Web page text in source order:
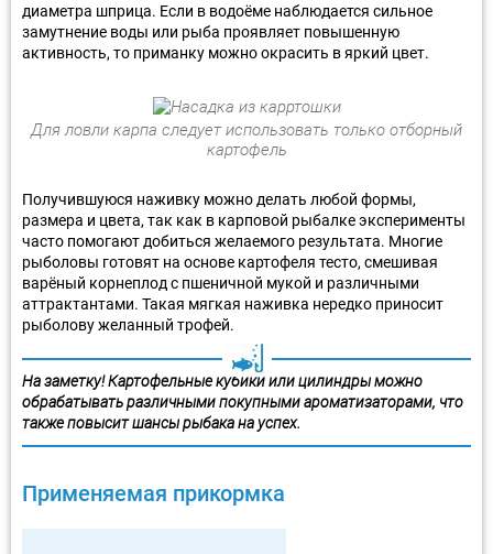
диаметра шприца. Если в водоёме наблюдается сильное
замутнение воды или рыба проявляет повышенную
активность, то приманку можно окрасить в яркий цвет.
Для ловли карпа следует использовать только отборный
картофель
Получившуюся наживку можно делать любой формы,
размера и цвета, так как в карповой рыбалке эксперименты
часто помогают добиться желаемого результата. Многие
рыболовы готовят на основе картофеля тесто, смешивая
варёный корнеплод с пшеничной мукой и различными
аттрактантами. Такая мягкая наживка нередко приносит
рыболову желанный трофей.
На заметку! Картофельные кубики или цилиндры можно
обрабатывать различными покупными ароматизаторами, что
также повысит шансы рыбака на успех.
Применяемая прикормка